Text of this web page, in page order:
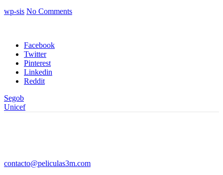
wp-sis No Comments
Facebook
Twitter
Pinterest
Linkedin
Reddit
Segob
Unicef
contacto@peliculas3m.com